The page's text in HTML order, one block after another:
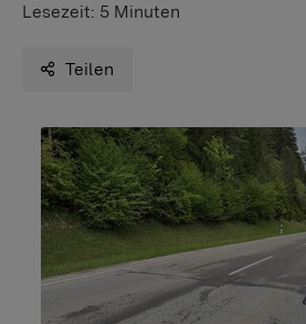
Lesezeit: 5 Minuten
Teilen